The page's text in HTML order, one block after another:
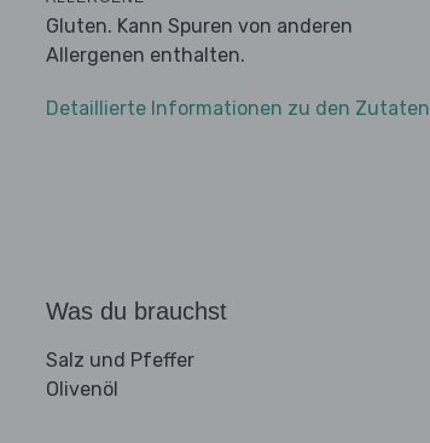
Gluten. Kann Spuren von anderen
Allergenen enthalten.
Detaillierte Informationen zu den Zutaten
Was du brauchst
Salz und Pfeffer
Olivenöl